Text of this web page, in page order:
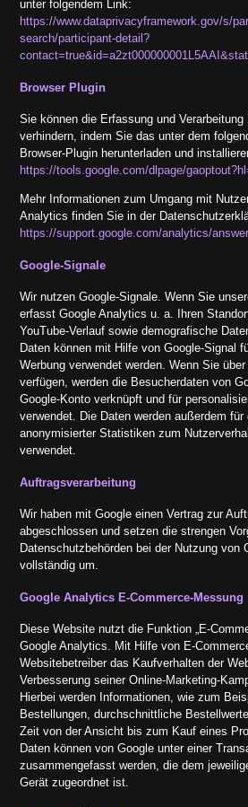
unter folgendem Link:
https://www.dataprivacyframework.gov/s/
search/participant-detail?
Browser Plugin
Sie können die Erfassung und
verhindern, indem Sie das unter dem
Browser-Plugin herunterladen und
https://tools.google.com/dlpage/
Mehr Informationen zum Umgang mit
Analytics finden Sie in der
https://support.google.com/analytics/
Google-Signale
Wir nutzen Google-Signale. Wenn Sie
erfasst Google Analytics u. a. Ihren
YouTube-Verlauf sowie demografische
Daten können mit Hilfe von Google-Signal
Werbung verwendet werden. Wenn Sie
verfügen, werden die Besucherdaten von
Google-Konto verknüpft und für
verwendet. Die Daten werden außerdem
anonymisierter Statistiken zum
verwendet.
Auftragsverarbeitung
Wir haben mit Google einen Vertrag zur
abgeschlossen und setzen die strengen
Datenschutzbehörden bei der Nutzung von
vollständig um.
Google Analytics E-Commerce-Messung
Diese Website nutzt die Funktion „E-
Google Analytics. Mit Hilfe von E-
Websitebetreiber das Kaufverhalten der
Verbesserung seiner Online-Marketing-
Hierbei werden Informationen, wie zum
Bestellungen, durchschnittliche
Zeit von der Ansicht bis zum Kauf eines
Daten können von Google unter einer
zusammengefasst werden, die dem
Gerät zugeordnet ist.